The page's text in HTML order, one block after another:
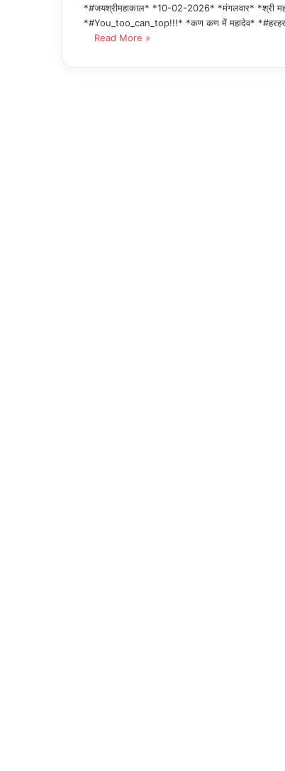
*#जयश्रीमहाकाल* *10-02-2026* *मंगलवार* *श्री
*#You_too_can_top!!!* *कण कण में महादेव*
Read More »